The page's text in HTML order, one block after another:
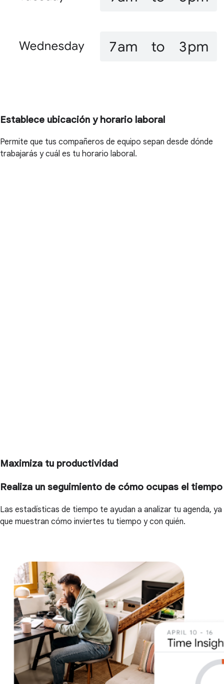
Establece ubicación y horario laboral
Permite que tus compañeros de equipo sepan desde dónde
trabajarás y cuál es tu horario laboral.
Maximiza tu productividad
Realiza un seguimiento de cómo ocupas el tiempo
Las estadísticas de tiempo te ayudan a analizar tu agenda, ya
que muestran cómo inviertes tu tiempo y con quién.